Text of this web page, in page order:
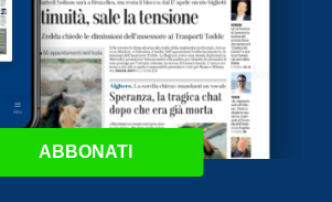
ABBONATI